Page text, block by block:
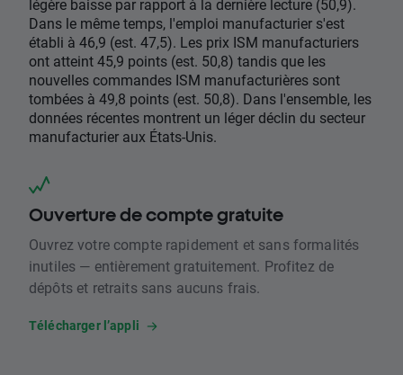
légère baisse par rapport à la dernière lecture (50,9).
Dans le même temps, l'emploi manufacturier s'est
établi à 46,9 (est. 47,5). Les prix ISM manufacturiers
ont atteint 45,9 points (est. 50,8) tandis que les
nouvelles commandes ISM manufacturières sont
tombées à 49,8 points (est. 50,8). Dans l'ensemble, les
données récentes montrent un léger déclin du secteur
manufacturier aux États-Unis.
Ouverture de compte gratuite
Ouvrez votre compte rapidement et sans formalités
inutiles — entièrement gratuitement. Profitez de
dépôts et retraits sans aucuns frais.
Télécharger l’appli